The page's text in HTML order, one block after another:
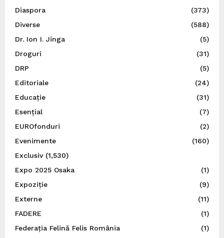
Diaspora
(373)
Diverse
(588)
Dr. Ion I. Jinga
(5)
Droguri
(31)
DRP
(5)
Editoriale
(24)
Educație
(31)
Esențial
(7)
EUROfonduri
(2)
Evenimente
(160)
Exclusiv(1,530)
Expo 2025 Osaka
(1)
Expoziție
(9)
Externe
(11)
FADERE
(1)
Federația Felină Felis România
(1)